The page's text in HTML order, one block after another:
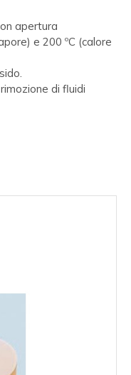
apertura
e 200 ºC (calore
di fluidi